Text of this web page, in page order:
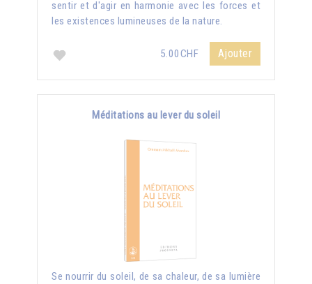
sentir et d'agir en harmonie avec les forces et
les existences lumineuses de la nature.
5.00CHF Ajouter
Méditations au lever du soleil
Se nourrir du soleil, de sa chaleur, de sa lumière